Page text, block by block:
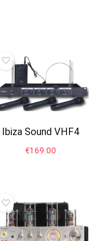
Ibiza Sound VHF4
€169.00